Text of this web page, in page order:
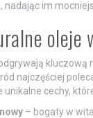
nadając im
oleje
kluczową
najczęściej
unikalne cechy,
– bogaty w